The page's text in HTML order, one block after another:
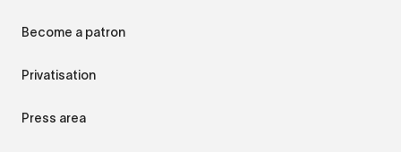
Become a patron
Privatisation
Press area